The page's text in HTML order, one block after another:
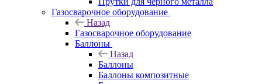
Газосварочное оборудование
Назад
Газосварочное оборудование
Баллоны
Назад
Баллоны
Баллоны композитные